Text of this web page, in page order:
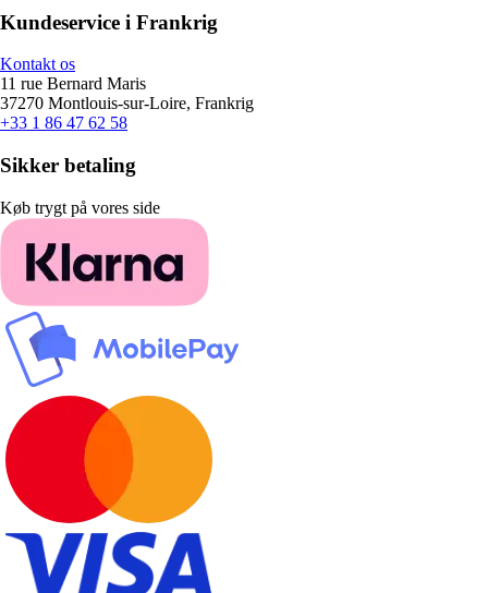
Kundeservice i Frankrig
Kontakt os
11 rue Bernard Maris
37270 Montlouis-sur-Loire, Frankrig
+33 1 86 47 62 58
Sikker betaling
Køb trygt på vores side